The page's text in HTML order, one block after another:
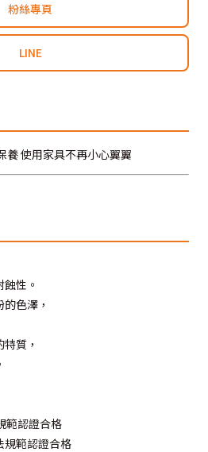
粉絲專頁
LINE
養 使用家具不再小心翼翼
性。
色澤，
質，
認證合格
規範認證合格